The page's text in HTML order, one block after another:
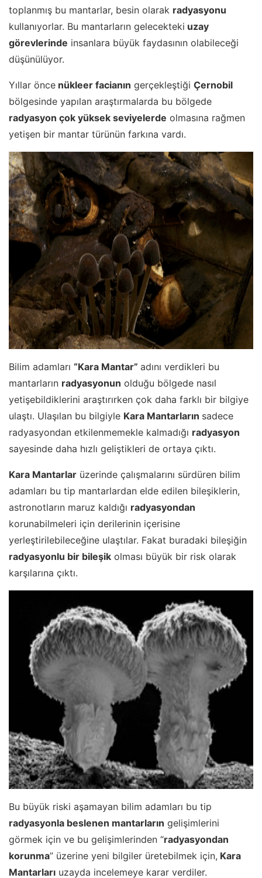
toplanmış bu mantarlar, besin olarak radyasyonu
kullanıyorlar. Bu mantarların gelecekteki uzay
görevlerinde insanlara büyük faydasının olabileceği
düşünülüyor.
Yıllar önce nükleer facianın gerçekleştiği Çernobil
bölgesinde yapılan araştırmalarda bu bölgede
radyasyon çok yüksek seviyelerde olmasına rağmen
yetişen bir mantar türünün farkına vardı.
Bilim adamları “Kara Mantar” adını verdikleri bu
mantarların radyasyonun olduğu bölgede nasıl
yetişebildiklerini araştırırken çok daha farklı bir bilgiye
ulaştı. Ulaşılan bu bilgiyle Kara Mantarların sadece
radyasyondan etkilenmemekle kalmadığı radyasyon
sayesinde daha hızlı geliştikleri de ortaya çıktı.
Kara Mantarlar üzerinde çalışmalarını sürdüren bilim
adamları bu tip mantarlardan elde edilen bileşiklerin,
astronotların maruz kaldığı radyasyondan
korunabilmeleri için derilerinin içerisine
yerleştirilebileceğine ulaştılar. Fakat buradaki bileşiğin
radyasyonlu bir bileşik olması büyük bir risk olarak
karşılarına çıktı.
Bu büyük riski aşamayan bilim adamları bu tip
radyasyonla beslenen mantarların gelişimlerini
görmek için ve bu gelişimlerinden “radyasyondan
korunma” üzerine yeni bilgiler üretebilmek için, Kara
Mantarları uzayda incelemeye karar verdiler.